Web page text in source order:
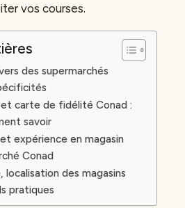
vos courses.
des supermarchés
carte de fidélité Conad :
savoir
expérience en magasin
Conad
localisation des magasins
pratiques